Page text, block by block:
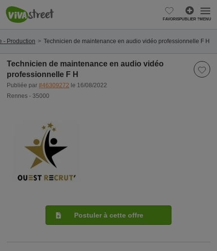
FAVORISPUBLIER ?MENU
- Production Technicien de maintenance en audio vidéo professionnelle F H
Technicien de maintenance en audio vidéo
professionnelle F H
Publiée par #46309272 le 16/08/2022
Rennes - 35000
Postuler à cette offre